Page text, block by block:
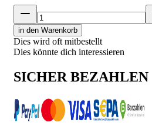
in den Warenkorb
Dies wird oft mitbestellt
Dies könnte dich interessieren
SICHER BEZAHLEN